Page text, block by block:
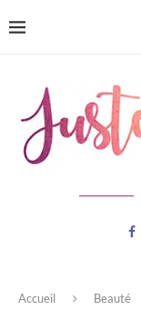
Accueil Beauté